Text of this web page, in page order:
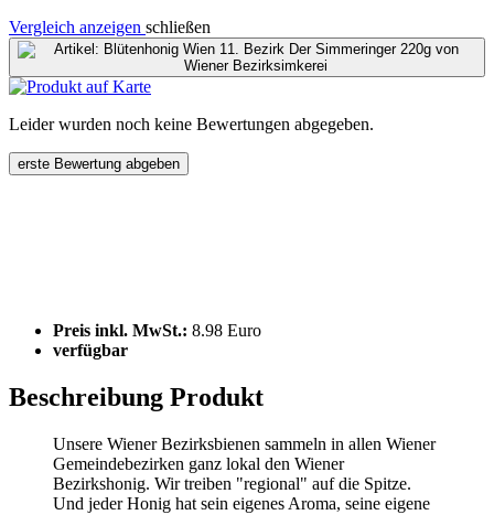
Vergleich anzeigen schließen
Leider wurden noch keine Bewertungen abgegeben.
erste Bewertung abgeben
Preis inkl. MwSt.: 8.98 Euro
verfügbar
Beschreibung Produkt
Unsere Wiener Bezirksbienen sammeln in allen Wiener
Gemeindebezirken ganz lokal den Wiener
Bezirkshonig. Wir treiben "regional" auf die Spitze.
Und jeder Honig hat sein eigenes Aroma, seine eigene